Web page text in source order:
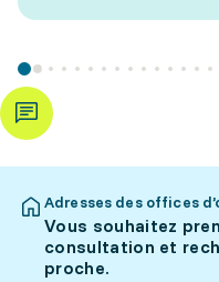
Adresses des offices
Vous souhaitez
consultation et
proche.